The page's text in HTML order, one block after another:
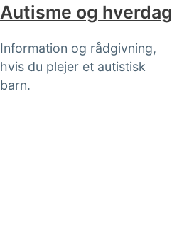
Autisme og hverdag
Information og rådgivning,
hvis du plejer et autistisk
barn.